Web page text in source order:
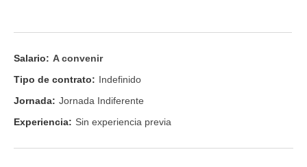
Salario: A convenir
Tipo de contrato: Indefinido
Jornada: Jornada Indiferente
Experiencia: Sin experiencia previa